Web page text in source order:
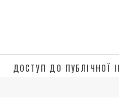
ДОСТУП ДО ПУБЛІЧНОЇ